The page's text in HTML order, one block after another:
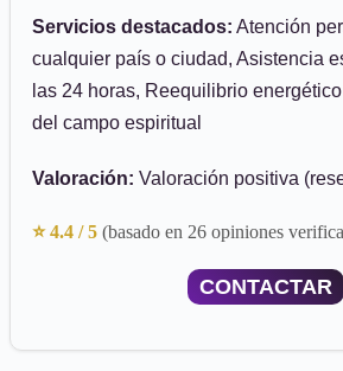
Servicios destacados: Atención
cualquier país o ciudad, Asistencia
las 24 horas, Reequilibrio
del campo espiritual
Valoración: Valoración positiva
⭐ 4.4 / 5 (basado en 26 opiniones
CONTACTAR